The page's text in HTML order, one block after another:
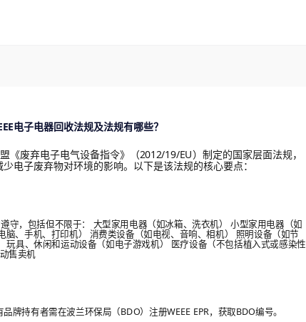
电子电器回收法规及法规有哪些？
《废弃电子电气设备指令》（2012/19/EU）制定的国家层面法规，
电子废弃物对环境的影响。以下是该法规的核心要点：
守，包括但不限于： 大型家用电器（如冰箱、洗衣机） 小型家用电器（如
脑、手机、打印机） 消费类设备（如电视、音响、相机） 照明设备（如节
玩具、休闲和运动设备（如电子游戏机） 医疗设备（不包括植入式或感染性
售卖机
牌持有者需在波兰环保局（BDO）注册WEEE EPR，获取BDO编号。